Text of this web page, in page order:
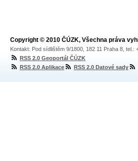
Copyright © 2010 ČÚZK, Všechna práva
Kontakt: Pod sídlištěm 9/1800, 182 11 Praha 8,
RSS 2.0 Geoportál ČÚZK
RSS 2.0 Aplikace
RSS 2.0 Datové sady